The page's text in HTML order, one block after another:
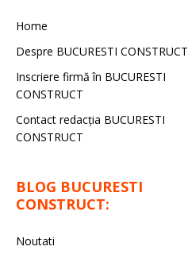
Home
Despre BUCURESTI CONSTRUCT
Inscriere firmă în BUCURESTI
CONSTRUCT
Contact redacţia BUCURESTI
CONSTRUCT
BLOG BUCURESTI
CONSTRUCT:
Noutati